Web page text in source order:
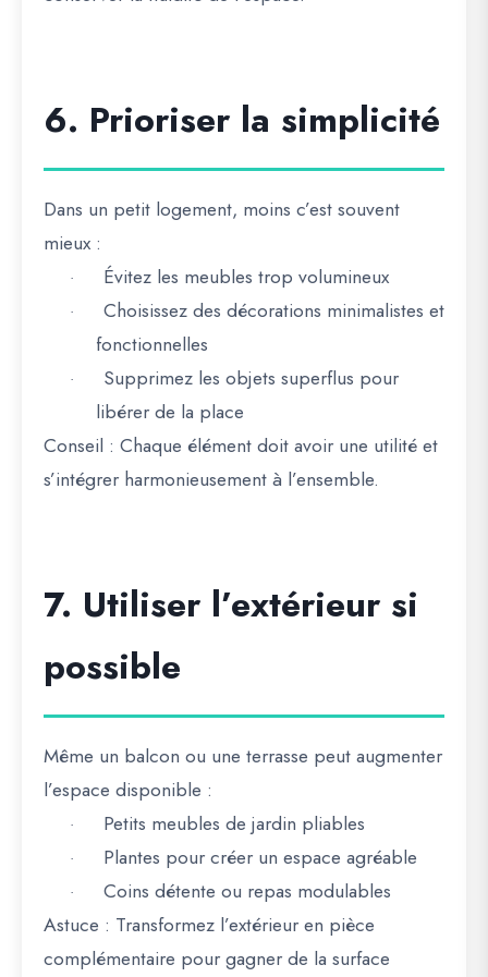
6. Prioriser la simplicité
Dans un petit logement, moins c’est souvent
mieux :
· Évitez les meubles trop volumineux
·
Choisissez des décorations minimalistes et
fonctionnelles
·
Supprimez les objets superflus pour
libérer de la place
Conseil : Chaque élément doit avoir une utilité et
s’intégrer harmonieusement à l’ensemble.
7. Utiliser l’extérieur si
possible
Même un balcon ou une terrasse peut augmenter
l’espace disponible :
· Petits meubles de jardin pliables
· Plantes pour créer un espace agréable
·
Coins détente ou repas modulables
Astuce : Transformez l’extérieur en pièce
complémentaire pour gagner de la surface